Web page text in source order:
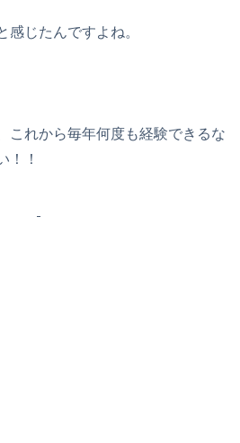
感じたんですよね。
これから毎年何度も経験できるな
！！